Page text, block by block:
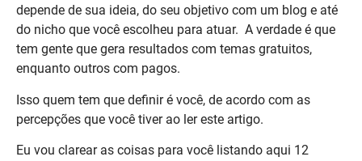
depende de sua ideia, do seu objetivo com um blog e até
do nicho que você escolheu para atuar. A verdade é que
tem gente que gera resultados com temas gratuitos,
enquanto outros com pagos.
Isso quem tem que definir é você, de acordo com as
percepções que você tiver ao ler este artigo.
Eu vou clarear as coisas para você listando aqui 12